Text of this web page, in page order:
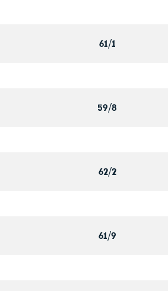
61/1
59/8
62/2
61/9